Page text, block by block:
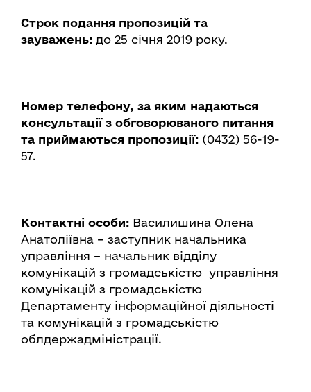
Строк подання пропозицій та
зауважень: до 25 січня 2019 року.
Номер телефону, за яким надаються
консультації з обговорюваного питання
та приймаються пропозиції: (0432) 56-19-
57.
Контактні особи: Василишина Олена
Анатоліївна – заступник начальника
управління – начальник відділу
комунікацій з громадськістю управління
комунікацій з громадськістю
Департаменту інформаційної діяльності
та комунікацій з громадськістю
облдержадміністрації.